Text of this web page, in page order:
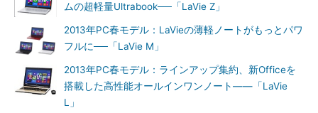
ムの超軽量Ultrabook──「LaVie Z」
2013年PC春モデル：LaVieの薄軽ノートがもっとパワ
フルに──「LaVie M」
2013年PC春モデル：ラインアップ集約、新Officeを
搭載した高性能オールインワンノート――「LaVie
L」